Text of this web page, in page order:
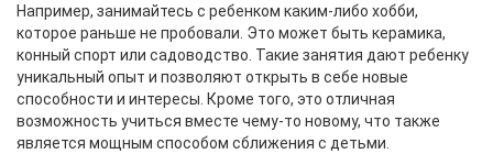
Например, занимайтесь с ребенком каким-либо хобби,
которое раньше не пробовали. Это может быть керамика,
конный спорт или садоводство. Такие занятия дают ребенку
уникальный опыт и позволяют открыть в себе новые
способности и интересы. Кроме того, это отличная
возможность учиться вместе чему-то новому, что также
является мощным способом сближения с детьми.